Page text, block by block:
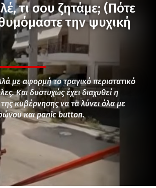
τι σου ζητάμε; (Πότε
θυμόμαστε την ψυχική
με αφορμή το τραγικό περιστατικό
Και δυστυχώς έχει διαχυθεί η
της κυβέρνησης να τα λύνει όλα με
και panic button.